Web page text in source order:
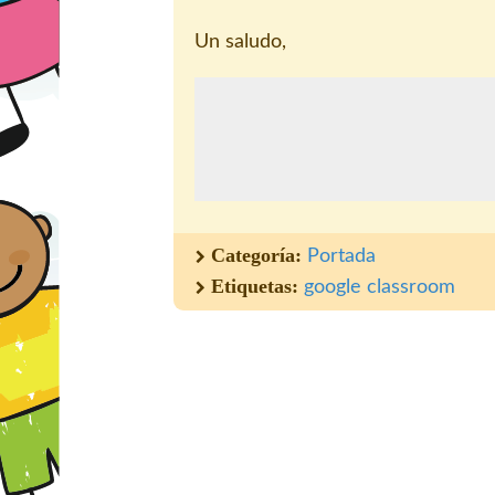
Un saludo,
Categoría: Portada
Etiquetas: google classroom